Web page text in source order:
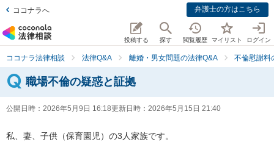
ココナラへ 弁護士の方はこちら
投稿する 探す 閲覧履歴 マイリスト ログイン
ココナラ法律相談 法律Q&A 離婚・男女問題の法律Q&A 不倫慰謝料
職場不倫の疑惑と証拠
公開日時： 2026年5月9日 16:18更新日時： 2026年5月15日 21:40
私、妻、子供（保育園児）の3人家族です。